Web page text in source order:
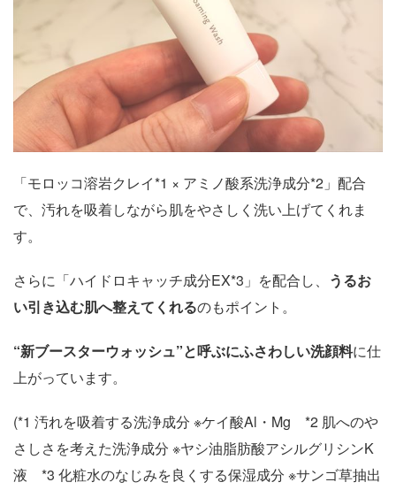
「モロッコ溶岩クレイ*1 × アミノ酸系洗浄成分*2」配合
で、汚れを吸着しながら肌をやさしく洗い上げてくれま
す。
さらに「ハイドロキャッチ成分EX*3」を配合し、 うるお
い引き込む肌へ整えてくれるのもポイント。
“新ブースターウォッシュ”と呼ぶにふさわしい洗顔料に仕
上がっています。
(*1 汚れを吸着する洗浄成分 ※ケイ酸Al・Mg *2 肌へのや
さしさを考えた洗浄成分 ※ヤシ油脂肪酸アシルグリシンK
液 *3 化粧水のなじみを良くする保湿成分 ※サンゴ草抽出